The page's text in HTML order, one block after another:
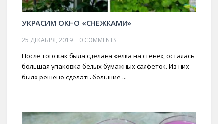
УКРАСИМ ОКНО «СНЕЖКАМИ»
25 ДЕКАБРЯ, 2019 0 COMMENTS
После того как была сделана «ёлка на стене», осталась
большая упаковка белых бумажных салфеток. Из них
было решено сделать большие ...